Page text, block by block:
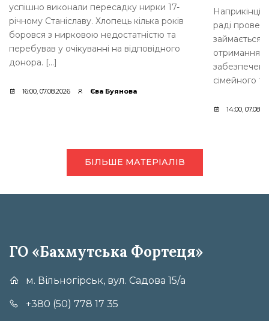
успішно виконали пересадку нирки 17-
річному Станіславу. Хлопець кілька років
боровся з нирковою недостатністю та
перебував у очікуванні на відповідного
донора. […]
16:00, 07.08.2026 Єва Буянова
Наприкінці
раді
займається
отримання
сімейного
14:00,
БІЛЬШЕ МАТЕРІАЛІВ
ГО «Бахмутська Фортеця»
м. Вільногірськ, вул. Садова 15/а
+380 (50) 778 17 35